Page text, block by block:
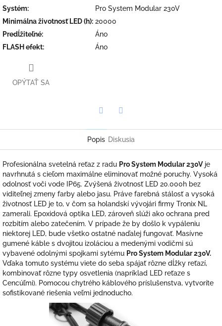
Systém:
Pro System Modular 230V
Minimálna životnosť LED (h): 20000
Predĺžiteľné:
Áno
FLASH efekt: Áno
OPÝTAŤ SA
Popis Diskusia
Profesionálna svetelná reťaz z radu Pro System Modular 230Vje
navrhnutá s cieľom maximálne eliminovať možné poruchy. Vysoká
odolnosť voči vode IP65. Zvýšená životnosť LED 20.000h bez
viditeľnej zmeny farby alebo jasu. Práve farebná stálosť a vysoká
životnosť LED je to, v čom sa holandskí vývojári firmy Tronix NL
zamerali. Epoxidová optika LED, zároveň slúži ako ochrana pred
rozbitím alebo zatečením. V prípade že by došlo k vypáleniu
niektorej LED, bude všetko ostatné naďalej fungovať. Masívne
gumené káble s dvojitou izoláciou a medenými vodičmi sú
vybavené odolnými spojkami sytému Pro System Modular 230V.
Vďaka tomuto systému viete do seba spájať rôzne dĺžky reťazí,
kombinovať rôzne typy osvetlenia (napríklad LED reťaze s
Cencúľmi). Pomocou chytrého káblového príslušenstva, vytvoríte
sofistikované riešenia veľmi jednoducho.